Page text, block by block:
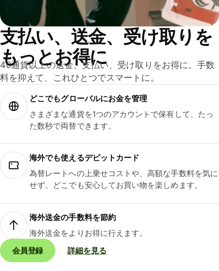
支払い、送金、受け取りを
もっとお得に
40通貨以上の送金、支払い、受け取りをお得に。手数
料を抑えて、これひとつでスマートに。
どこでもグ⁠ロ⁠ー⁠バ⁠ルにお金を管理
さまざまな通貨を1つのアカウントで保有して、たっ
た数秒で両替できます。
海外でも使えるデビットカード
為替レートへの上乗せコストや、高額な手数料を気に
せず、どこでも安心してお買い物を楽しめます。
海外送金の手数料を節約
海外送金をよりお得に行えます。
会員登録
詳細を見る